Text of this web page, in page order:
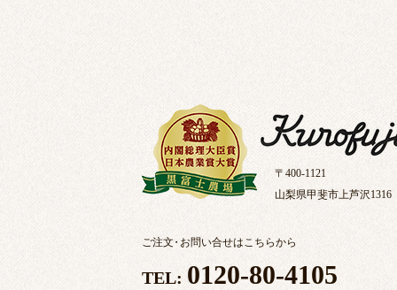
〒400-1121
山梨県甲斐市上芦沢1316
ご注文・お問い合せはこちらから
TEL: 0120-80-4105